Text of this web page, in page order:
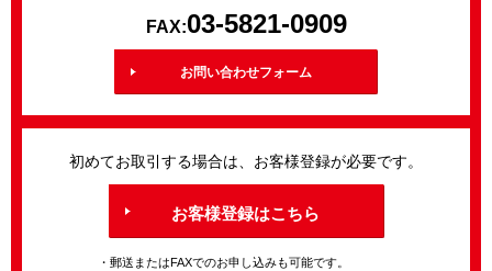
FAX:03-5821-0909
お問い合わせフォーム
初めてお取引する場合は、お客様登録が必要です。
お客様登録はこちら
・郵送またはFAXでのお申し込みも可能です。